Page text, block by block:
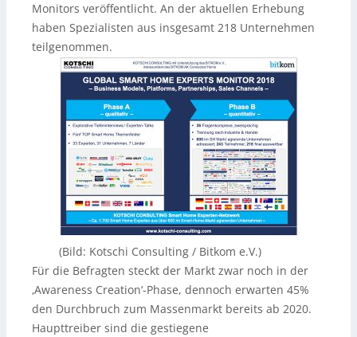
Monitors veröffentlicht. An der aktuellen Erhebung
haben Spezialisten aus insgesamt 218 Unternehmen
teilgenommen.
(Bild: Kotschi Consulting / Bitkom e.V.)
Für die Befragten steckt der Markt zwar noch in der
‚Awareness Creation‘-Phase, dennoch erwarten 45%
den Durchbruch zum Massenmarkt bereits ab 2020.
Haupttreiber sind die gestiegene